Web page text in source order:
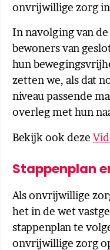
onvrijwillige zorg
In navolging van
bewoners van
hun
zetten we, als dat
niveau passende
overleg met hun
Bekijk ook deze
Stappenplan
Als onvrijwillige
het in de wet
stappenplan te
onvrijwillige zorg